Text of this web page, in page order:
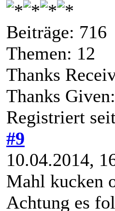
Beiträge: 716
Themen: 12
Thanks
Thanks
Registriert
#9
10.04.2014,
Mahl kucken
Achtung es